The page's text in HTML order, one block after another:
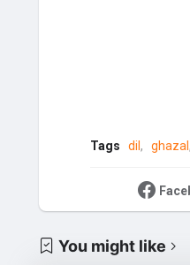
Tags dil ghazal
You might like